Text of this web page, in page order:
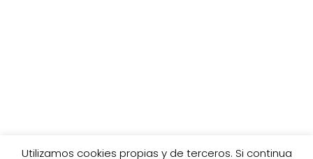
Utilizamos cookies propias y de terceros. Si continua